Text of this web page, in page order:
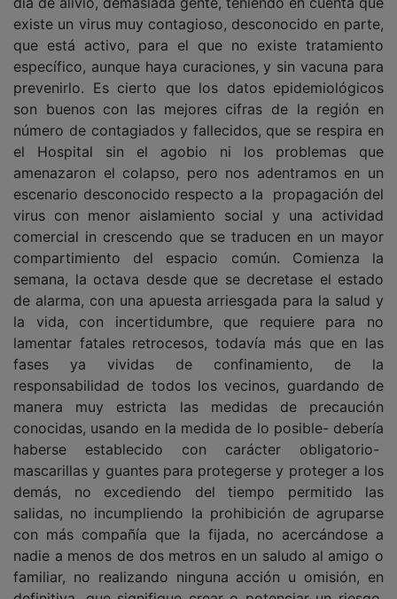
existe un virus muy contagioso, desconocido en parte,
que está activo, para el que no existe tratamiento
específico, aunque haya curaciones, y sin vacuna para
prevenirlo. Es cierto que los datos epidemiológicos
son buenos con las mejores cifras de la región en
número de contagiados y fallecidos, que se respira en
el Hospital sin el agobio ni los problemas que
amenazaron el colapso, pero nos adentramos en un
escenario desconocido respecto a la propagación del
virus con menor aislamiento social y una actividad
comercial in crescendo que se traducen en un mayor
compartimiento del espacio común. Comienza la
semana, la octava desde que se decretase el estado
de alarma, con una apuesta arriesgada para la salud y
la vida, con incertidumbre, que requiere para no
lamentar fatales retrocesos, todavía más que en las
fases ya vividas de confinamiento, de la
responsabilidad de todos los vecinos, guardando de
manera muy estricta las medidas de precaución
conocidas, usando en la medida de lo posible- debería
haberse establecido con carácter obligatorio-
mascarillas y guantes para protegerse y proteger a los
demás, no excediendo del tiempo permitido las
salidas, no incumpliendo la prohibición de agruparse
con más compañía que la fijada, no acercándose a
nadie a menos de dos metros en un saludo al amigo o
familiar, no realizando ninguna acción u omisión, en
definitiva, que signifique crear o potenciar un riesgo.